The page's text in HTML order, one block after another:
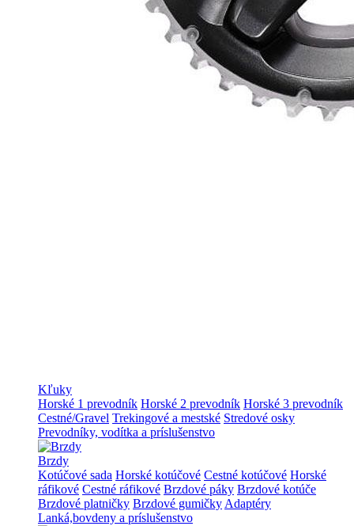
Kľuky
Horské 1 prevodník Horské 2 prevodník Horské 3 prevodník
Cestné/Gravel Trekingové a mestské Stredové osky
Prevodníky, vodítka a príslušenstvo
Brzdy
Kotúčové sada Horské kotúčové Cestné kotúčové Horské
ráfikové Cestné ráfikové Brzdové páky Brzdové kotúče
Brzdové platničky Brzdové gumičkyAdaptéry
Lanká,bovdeny a príslušenstvo